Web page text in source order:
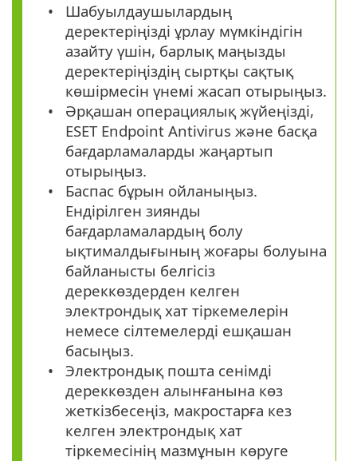
Шабуылдаушылардың
деректеріңізді ұрлау мүмкіндігін
азайту үшін, барлық маңызды
деректеріңіздің сыртқы сақтық
көшірмесін үнемі жасап отырыңыз.
Әрқашан операциялық жүйеңізді,
ESET Endpoint Antivirus және басқа
бағдарламаларды жаңартып
отырыңыз.
Баспас бұрын ойланыңыз.
Ендірілген зиянды
бағдарламалардың болу
ықтималдығының жоғары болуына
байланысты белгісіз
дереккөздерден келген
электрондық хат тіркемелерін
немесе сілтемелерді ешқашан
басыңыз.
Электрондық пошта сенімді
дереккөзден алынғанына көз
жеткізбесеңіз, макростарға кез
келген электрондық хат
тіркемесінің мазмұнын көруге